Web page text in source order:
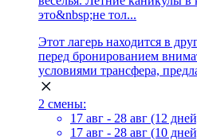
это&nbsp;не тол...
Этот лагерь находится в
перед бронированием
условиями трансфера,
2 смены:
17 авг - 28 авг (12
17 авг - 28 авг (10